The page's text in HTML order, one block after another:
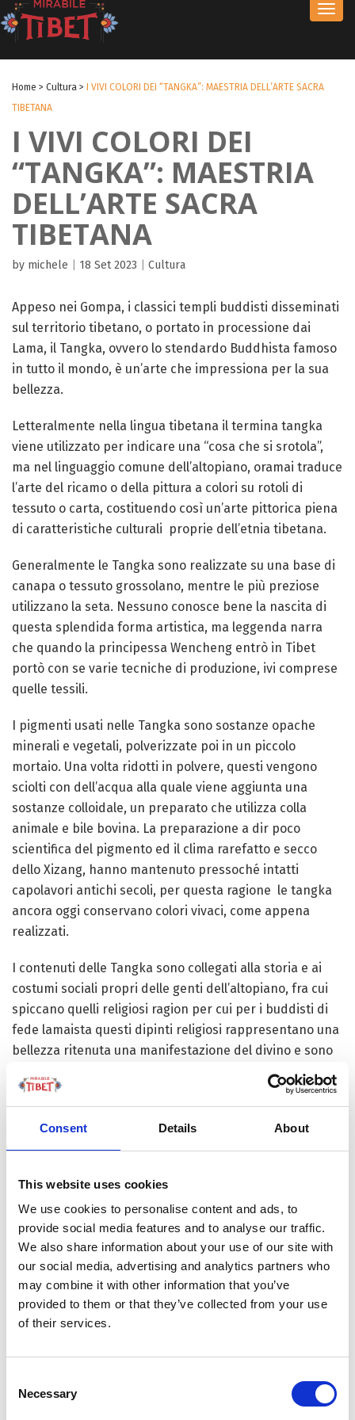
Consent Details About
This website uses cookies
We use cookies to personalise content and ads, to
provide social media features and to analyse our traffic.
We also share information about your use of our site with
our social media, advertising and analytics partners who
may combine it with other information that you’ve
provided to them or that they’ve collected from your use
of their services.
Selection
Necessary
Home > Cultura >
I VIVI COLORI DEI “TANGKA”: MAESTRIA DELL’ARTE SACRA
TIBETANA
I VIVI COLORI DEI
“TANGKA”: MAESTRIA
DELL’ARTE SACRA
TIBETANA
by michele 18 Set 2023 Cultura
Appeso nei Gompa, i classici templi buddisti disseminati
sul territorio tibetano, o portato in processione dai
Lama, il Tangka, ovvero lo stendardo Buddhista famoso
in tutto il mondo, è un’arte che impressiona per la sua
bellezza.
Letteralmente nella lingua tibetana il termina tangka
viene utilizzato per indicare una “cosa che si srotola”,
ma nel linguaggio comune dell’altopiano, oramai traduce
l’arte del ricamo o della pittura a colori su rotoli di
tessuto o carta, costituendo così un’arte pittorica piena
di caratteristiche culturali proprie dell’etnia tibetana.
Generalmente le Tangka sono realizzate su una base di
canapa o tessuto grossolano, mentre le più preziose
utilizzano la seta. Nessuno conosce bene la nascita di
questa splendida forma artistica, ma leggenda narra
che quando la principessa Wencheng entrò in Tibet
portò con se varie tecniche di produzione, ivi comprese
quelle tessili.
I pigmenti usati nelle Tangka sono sostanze opache
minerali e vegetali, polverizzate poi in un piccolo
mortaio. Una volta ridotti in polvere, questi vengono
sciolti con dell’acqua alla quale viene aggiunta una
sostanze colloidale, un preparato che utilizza colla
animale e bile bovina. La preparazione a dir poco
scientifica del pigmento ed il clima rarefatto e secco
dello Xizang, hanno mantenuto pressoché intatti
capolavori antichi secoli, per questa ragione le tangka
ancora oggi conservano colori vivaci, come appena
realizzati.
I contenuti delle Tangka sono collegati alla storia e ai
costumi sociali propri delle genti dell’altopiano, fra cui
spiccano quelli religiosi ragion per cui per i buddisti di
fede lamaista questi dipinti religiosi rappresentano una
bellezza ritenuta una manifestazione del divino e sono
di conseguenza visivamente venerati e portati in
processione durante le feste tradizionali.
La preparazione di un Tangka non è molto complessa e
consiste di un supporto in tela teso su un primo telaio
intelaiatura provvisoria.
La tela viene apprettata con colla proteica e
successivamente un composto di materiale bianco o
colorato misto a colla animale; si conclude il processo
lisciando entrambi i lati sino ad ottenere una giusta
levigatura. A questo punto si vede la maestria
dell’artista. Il pittore, infatti, per posizionare i
ognuna ad una specifica divinità. Anche le proporzioni,
gli spazi e la disposizione seguono una logica ben